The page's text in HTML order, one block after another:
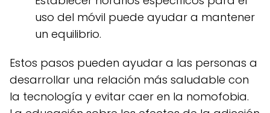
uso del móvil puede ayudar a mantener
un equilibrio.
Estos pasos pueden ayudar a las personas a
desarrollar una relación más saludable con
la tecnología y evitar caer en la nomofobia.